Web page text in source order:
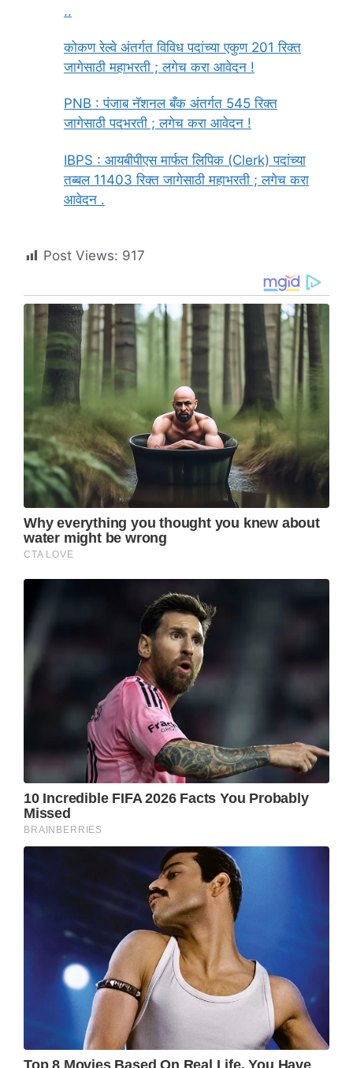
..
कोकण रेल्वे अंतर्गत विविध पदांच्या एकुण 201 रिक्त
जागेसाठी महाभरती ; लगेच करा आवेदन !
PNB : पंजाब नॅशनल बँक अंतर्गत 545 रिक्त
जागेसाठी पदभरती ; लगेच करा आवेदन !
IBPS : आयबीपीएस मार्फत लिपिक (Clerk) पदांच्या
तब्बल 11403 रिक्त जागेसाठी महाभरती ; लगेच करा
आवेदन .
Post Views: 917